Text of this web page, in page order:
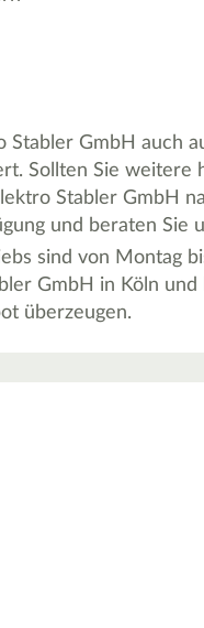
Stabler GmbH auch
Sollten Sie
Stabler GmbH
und beraten Sie
sind von Montag
GmbH in Köln
überzeugen.